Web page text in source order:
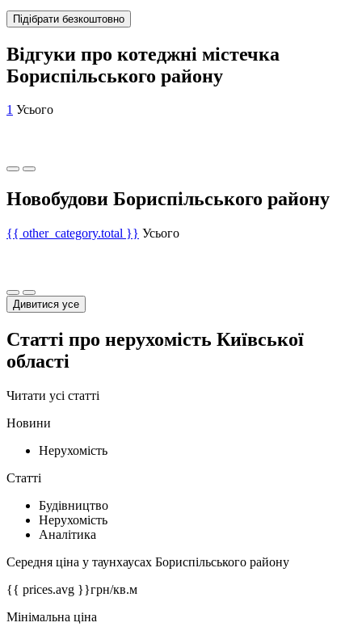
Підібрати безкоштовно
Відгуки про котеджні містечка
Бориспільського району
1 Усього
Новобудови Бориспільського району
{{ other_category.total }} Усього
Дивитися усе
Статті про нерухомість Київської
області
Читати усі статті
Новини
Нерухомість
Статті
Будівництво
Нерухомість
Аналітика
Середня ціна у таунхаусах Бориспільського району
{{ prices.avg }}грн/кв.м
Мінімальна ціна